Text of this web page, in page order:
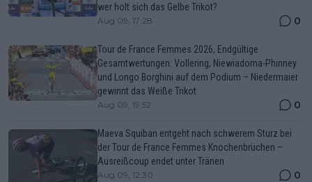
wer holt sich das Gelbe Trikot?
Aug 09, 17:28 0
Tour de France Femmes 2026, Endgültige
Gesamtwertungen: Vollering, Niewiadoma-Phinney
und Longo Borghini auf dem Podium – Niedermaier
gewinnt das Weiße Trikot
Aug 09, 19:52 0
Maeva Squiban entgeht nach schwerem Sturz bei
der Tour de France Femmes Knochenbrüchen –
Ausreißcoup endet unter Tränen
Aug 09, 12:30 0